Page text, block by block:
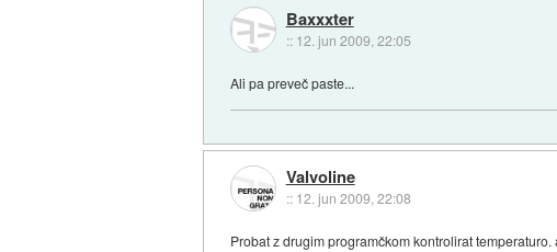
Baxxxter
:: 12. jun 2009, 22:05
Ali pa preveč paste...
Valvoline
:: 12. jun 2009, 22:08
Probat z drugim programčkom kontrolirat